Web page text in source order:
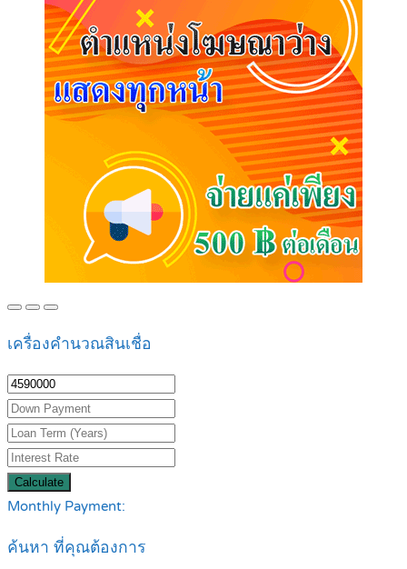
เครื่องคำนวณสินเชื่อ
Calculate
Monthly Payment:
ค้นหา ที่คุณต้องการ